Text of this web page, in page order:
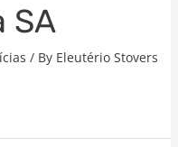
SA
/ By Eleutério Stovers